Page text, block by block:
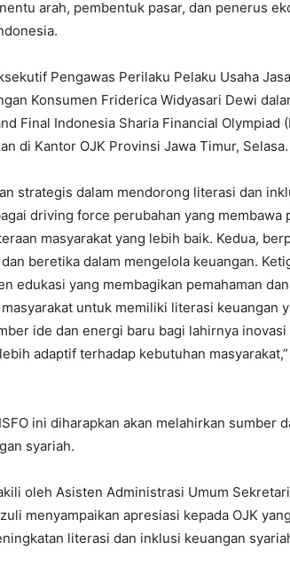
arah, pembentuk pasar, dan penerus
Pengawas Perilaku Pelaku Usaha Jasa
Konsumen Friderica Widyasari Dewi
Final Indonesia Sharia Financial Olympiad
di Kantor OJK Provinsi Jawa Timur, Selasa.
strategis dalam mendorong literasi dan
driving force perubahan yang membawa
masyarakat yang lebih baik. Kedua,
beretika dalam mengelola keuangan.
edukasi yang membagikan pemahaman dan
untuk memiliki literasi keuangan
ide dan energi baru bagi lahirnya
adaptif terhadap kebutuhan
ini diharapkan akan melahirkan sumber
syariah.
oleh Asisten Administrasi Umum
menyampaikan apresiasi kepada OJK
literasi dan inklusi keuangan